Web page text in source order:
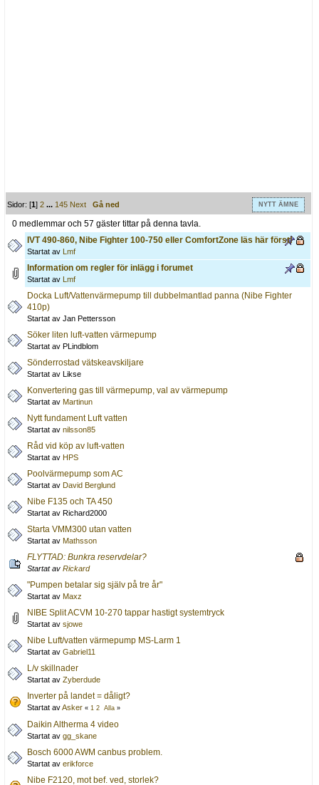
Sidor: [1]2 ... 145 Next Gå ned NYTT ÄMNE
0 medlemmar och 57 gäster tittar på denna tavla.
IVT 490-860, Nibe Fighter 100-750 eller ComfortZone läs här först!
Startat av Lmf
Information om regler för inlägg i forumet
Startat av Lmf
Docka Luft/Vattenvärmepump till dubbelmantlad panna (Nibe Fighter
410p)
Startat av Jan Pettersson
Söker liten luft-vatten värmepump
Startat av PLindblom
Sönderrostad vätskeavskiljare
Startat av Likse
Konvertering gas till värmepump, val av värmepump
Startat av Martinun
Nytt fundament Luft vatten
Startat av nilsson85
Råd vid köp av luft-vatten
Startat av HPS
Poolvärmepump som AC
Startat av David Berglund
Nibe F135 och TA 450
Startat av Richard2000
Starta VMM300 utan vatten
Startat av Mathsson
FLYTTAD: Bunkra reservdelar?
Startat av Rickard
"Pumpen betalar sig själv på tre år"
Startat av Maxz
NIBE Split ACVM 10-270 tappar hastigt systemtryck
Startat av sjowe
Nibe Luft/vatten värmepump MS-Larm 1
Startat av Gabriel11
L/v skillnader
Startat av Zyberdude
Inverter på landet = dåligt?
Startat avAsker « 1 2 Alla »
Daikin Altherma 4 video
Startat av gg_skane
Bosch 6000 AWM canbus problem.
Startat av erikforce
Nibe F2120, mot bef. ved, storlek?